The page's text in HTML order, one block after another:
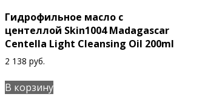
Гидрофильное масло с
центеллой Skin1004 Madagascar
Centella Light Cleansing Oil 200ml
2 138 руб.
В корзину